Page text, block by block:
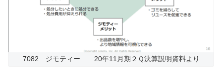
7082 ジモティー 20年11月期２Ｑ決算説明資料より